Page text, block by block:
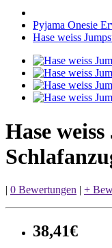
Pyjama Onesie
Hase weiss
Hase
| 0 Bewertungen | +
38,41€